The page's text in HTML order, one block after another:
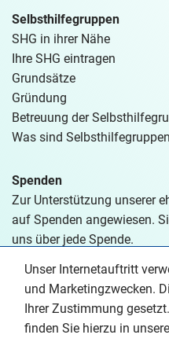
Selbsthilfegruppen
SHG in ihrer Nähe
Ihre SHG eintragen
Grundsätze
Gründung
Betreuung der
Was sind
Spenden
Zur Unterstützung unserer
auf Spenden angewiesen.
uns über jede Spende.
Spenden
Unser Internetauftritt
und Marketingzwecken.
Ihrer Zustimmung
finden Sie hierzu in